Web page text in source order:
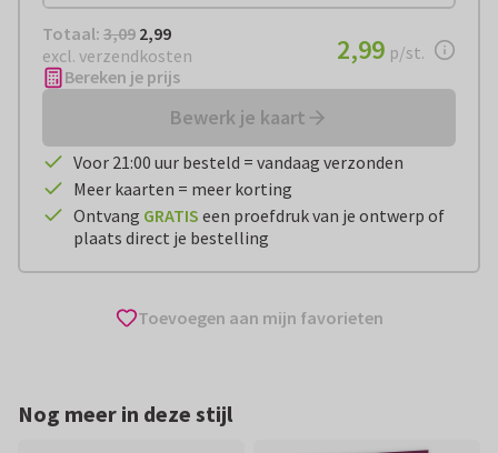
Totaal: € 2,99
Totaal: 3,09 2,99
excl. verzendkosten
€ 2,99per stuk
2,99 p/st.
Bereken je prijs
Bewerk je kaart
Voor 21:00 uur besteld = vandaag verzonden
Meer kaarten = meer korting
Ontvang GRATIS een proefdruk van je ontwerp of
plaats direct je bestelling
Toevoegen aan mijn favorieten
Nog meer in deze stijl